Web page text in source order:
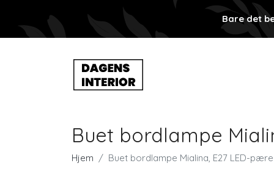
Bare det
Buet bordlampe
Hjem Buet bordlampe Mialina, E27 LED-pære